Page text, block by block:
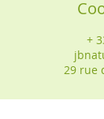
+
29 rue